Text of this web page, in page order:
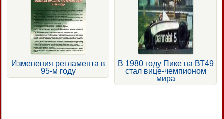
Изменения регламента в
95-м году
В 1980 году Пике на ВТ49
стал вице-чемпионом
мира